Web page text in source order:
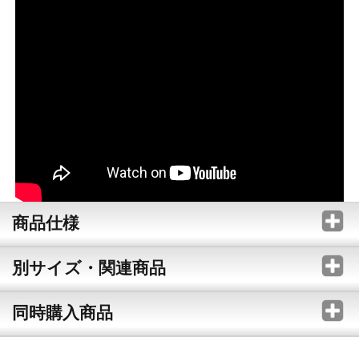
商品仕様
別サイズ・関連商品
同時購入商品